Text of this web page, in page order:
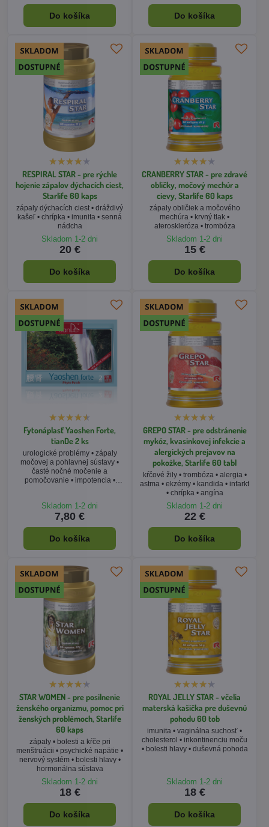
Do košíka Do košíka
RESPIRAL STAR - pre rýchle
hojenie zápalov dýchacích ciest,
Starlife 60 kaps
zápaly dýchacích ciest • dráždivý
kašeľ • chrípka • imunita • senná
nádcha
Skladom 1-2 dni
20 €
Do košíka
CRANBERRY STAR - pre zdravé
obličky, močový mechúr a
cievy, Starlife 60 kaps
zápaly obličiek a močového
mechúra • krvný tlak •
ateroskleróza • trombóza
Skladom 1-2 dni
15 €
Do košíka
Fytonáplasť Yaoshen Forte,
tianDe 2 ks
urologické problémy • zápaly
močovej a pohlavnej sústavy •
časté nočné močenie a
pomočovanie • impotencia •
Skladom 1-2 dni
7,80 €
Do košíka
GREPO STAR - pre odstránenie
mykóz, kvasinkovej infekcie a
alergických prejavov na
pokožke, Starlife 60 tabl
kŕčové žily • trombóza • alergia •
astma • ekzémy • kandida • infarkt
• chrípka • angína
Skladom 1-2 dni
22 €
Do košíka
STAR WOMEN - pre posilnenie
ženského organizmu, pomoc pri
ženských problémoch, Starlife
60 kaps
zápaly • bolesti a kŕče pri
menštruácii • psychické napätie •
nervový systém • bolesti hlavy •
hormonálna sústava
Skladom 1-2 dni
18 €
Do košíka
ROYAL JELLY STAR - včelia
materská kašička pre duševnú
pohodu 60 tob
imunita • vaginálna suchosť •
cholesterol • inkontinenciu moču
• bolesti hlavy • duševná pohoda
Skladom 1-2 dni
18 €
Do košíka